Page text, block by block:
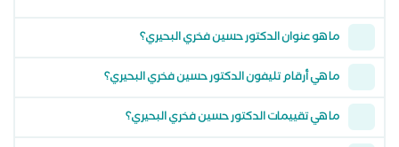
ما هو عنوان الدكتور حسين فخري البحيري؟
ما هي أرقام تليفون الدكتور حسين فخري البحيري؟
ما هي تقييمات الدكتور حسين فخري البحيري؟